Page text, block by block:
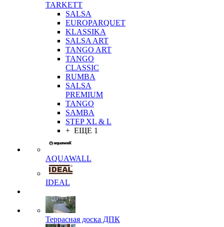
TARKETT
SALSA
EUROPARQUET
KLASSIKA
SALSA ART
TANGO ART
TANGO
CLASSIC
RUMBA
SALSA
PREMIUM
TANGO
SAMBA
STEP XL & L
+ ЕЩЕ 1
AQUAWALL
IDEAL
Террасная доска ДПК